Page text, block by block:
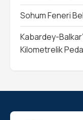
Sohum Feneri
Kabardey-
Kilometrelik